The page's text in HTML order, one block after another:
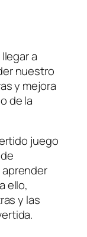
a
nuestro
y mejora
de la
juego
aprender
ello,
y las